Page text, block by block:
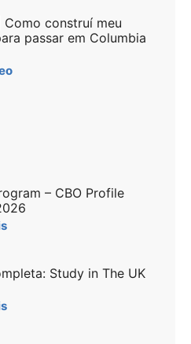
Como construí meu
passar em Columbia
– CBO Profile
Study in The UK